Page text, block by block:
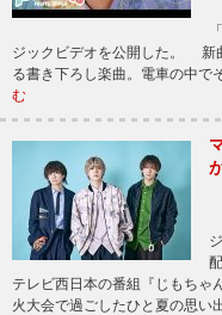
ジックビデオを公開した。 新
る書き下ろし楽曲。電車の中
む
テレビ西日本の番組『じもちゃ
火大会で過ごしたひと夏の思い